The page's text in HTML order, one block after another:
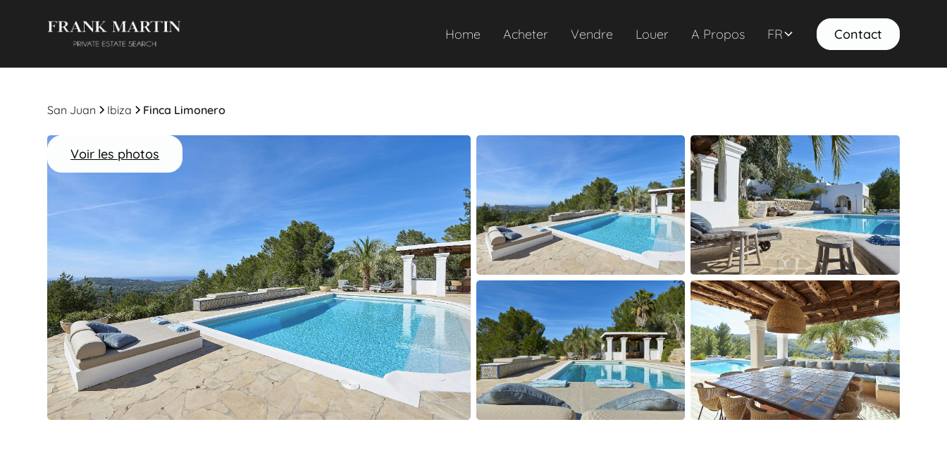
Home Acheter Vendre Louer A Propos FR Contact
San Juan Ibiza Finca Limonero
Voir les photos